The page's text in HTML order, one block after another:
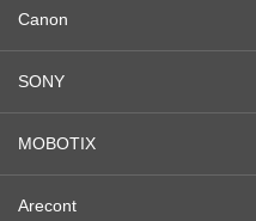
Canon
SONY
MOBOTIX
Arecont